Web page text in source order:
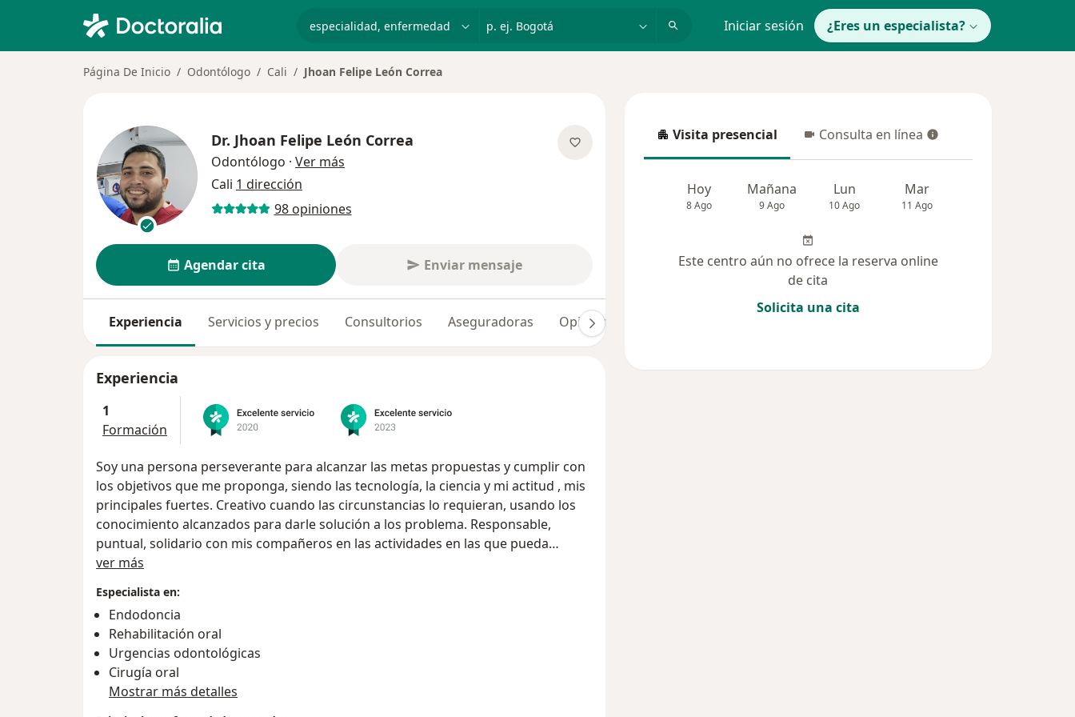
p. ej. Bogotá Iniciar sesión ¿Eres un especialista?
Página De Inicio Odontólogo Cali Jhoan Felipe León Correa
Dr. Jhoan Felipe León Correa
Odontólogo · Ver más
Cali 1 dirección
98 opiniones
Agendar cita Enviar mensaje
Experiencia Servicios y precios Consultorios Aseguradoras Opiniones (98)
Experiencia
1
Formación
Soy una persona perseverante para alcanzar las metas propuestas y cumplir con
los objetivos que me proponga, siendo las tecnología, la ciencia y mi actitud , mis
principales fuertes. Creativo cuando las circunstancias lo requieran, usando los
conocimiento alcanzados para darle solución a los problema. Responsable,
puntual, solidario con mis compañeros en las actividades en las que pueda
colaborar. Flexibilidad para el aprendizaje de nuevas actividad a nivel
interdisciplinariamente.
Tengo habilidades y conocimientos en áreas de los sistemas, como el manejo de
programas del paquete de Office Microsoft, R (programa estadístico), SPSS y con
capacidad de aprendizaje para el manejo de otros software. Conocimiento en el
área de odontología; promoción, prevención, operatoria, rehabilitación oral,
endodoncia, periodoncia, cirugía oral, en odontología forense como técnicas de
ver más
Especialista en:
Endodoncia
Rehabilitación oral
Urgencias odontológicas
Cirugía oral
Mostrar más detalles
Visita presencial
Visita presencial Consulta en línea
Consulta en línea
Hoy
8 Ago
Mañana
9 Ago
Lun
10 Ago
Mar
11 Ago
Este centro aún no ofrece la reserva online
de cita
Solicita una cita